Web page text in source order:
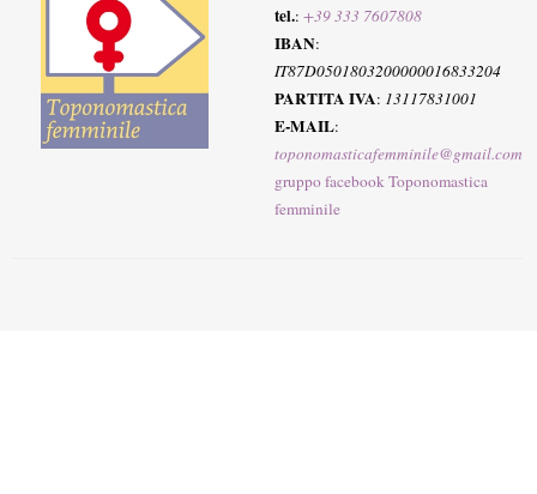
tel.:+39 333 7607808
IBAN:
IT87D0501803200000016833204
PARTITA IVA: 13117831001
E-MAIL:
toponomasticafemminile@gmail.com
gruppo facebook Toponomastica
femminile